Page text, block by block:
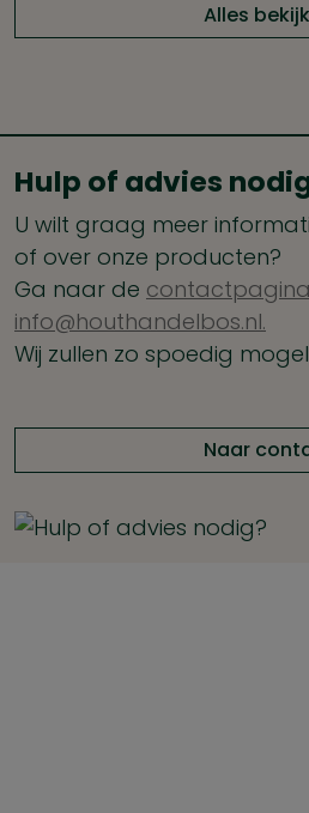
Alles
Hulp of advies
U wilt graag meer
of over onze producten?
Ga naar de contactpagina
info@houthandelbos.nl.
Wij zullen zo spoedig
Naar